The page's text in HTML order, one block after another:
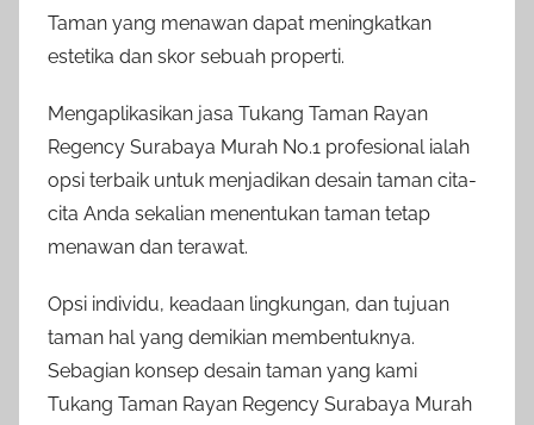
Taman yang menawan dapat meningkatkan
estetika dan skor sebuah properti.
Mengaplikasikan jasa Tukang Taman Rayan
Regency Surabaya Murah No.1 profesional ialah
opsi terbaik untuk menjadikan desain taman cita-
cita Anda sekalian menentukan taman tetap
menawan dan terawat.
Opsi individu, keadaan lingkungan, dan tujuan
taman hal yang demikian membentuknya.
Sebagian konsep desain taman yang kami
Tukang Taman Rayan Regency Surabaya Murah